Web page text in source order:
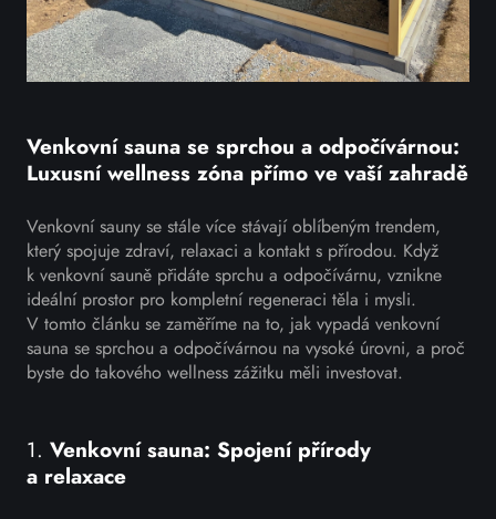
Venkovní sauna se sprchou a odpočívárnou:
Luxusní wellness zóna přímo ve vaší zahradě
Venkovní sauny se stále více stávají oblíbeným trendem,
který spojuje zdraví, relaxaci a kontakt s přírodou. Když
k venkovní sauně přidáte sprchu a odpočívárnu, vznikne
ideální prostor pro kompletní regeneraci těla i mysli.
V tomto článku se zaměříme na to, jak vypadá venkovní
sauna se sprchou a odpočívárnou na vysoké úrovni, a proč
byste do takového wellness zážitku měli investovat.
1. Venkovní sauna: Spojení přírody
a relaxace